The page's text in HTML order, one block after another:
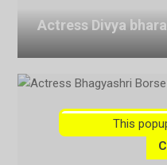
Actress Divya
This